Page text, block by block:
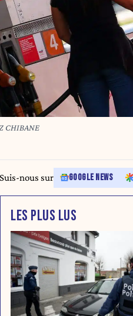
CHIBANE
Suis-nous sur GOOGLE NEWS
LES PLUS LUS